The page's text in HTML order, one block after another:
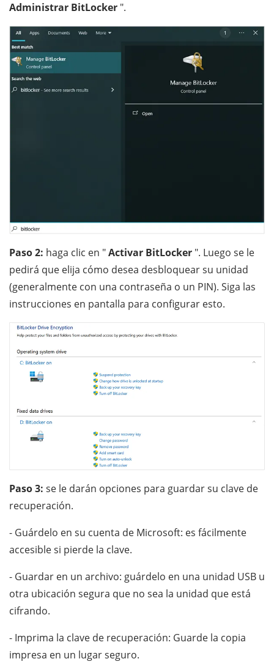
Administrar BitLocker ".
Paso 2: haga clic en "Activar BitLocker ". Luego se le
pedirá que elija cómo desea desbloquear su unidad
(generalmente con una contraseña o un PIN). Siga las
instrucciones en pantalla para configurar esto.
Paso 3: se le darán opciones para guardar su clave de
recuperación.
- Guárdelo en su cuenta de Microsoft: es fácilmente
accesible si pierde la clave.
- Guardar en un archivo: guárdelo en una unidad USB u
otra ubicación segura que no sea la unidad que está
cifrando.
- Imprima la clave de recuperación: Guarde la copia
impresa en un lugar seguro.